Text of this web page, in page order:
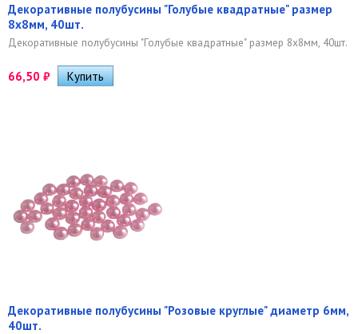
Декоративные полубусины "Голубые квадратные" размер
8х8мм, 40шт.
Декоративные полубусины "Голубые квадратные" размер 8х8мм, 40шт.
66,50 ₽
Декоративные полубусины "Розовые круглые" диаметр 6мм,
40шт.